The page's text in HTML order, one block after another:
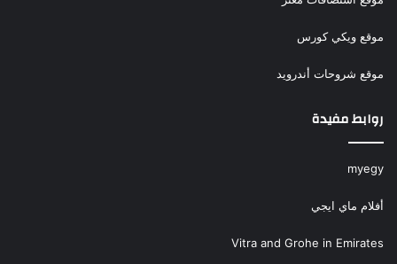
موقع ويكي كورس
موقع شروحات أندرويد
روابط مفيدة
myegy
أفلام ماي ايجي
Vitra and Grohe in Emirates